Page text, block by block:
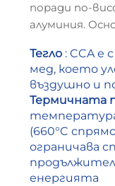
поради по-
алуминия.
Тегло : CCA е
мед, което
въздушно и
Термичната
(660°C
ограничава
енергията